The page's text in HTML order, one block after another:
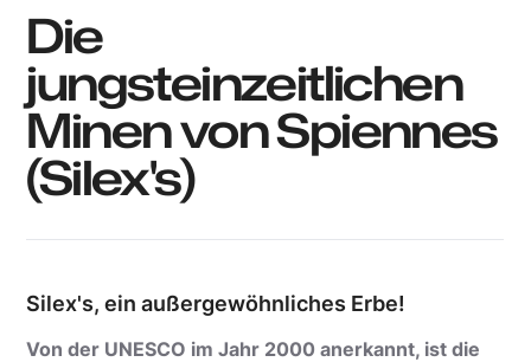
Die
jungsteinzeitlichen
Minen von Spiennes
(Silex's)
Silex's, ein außergewöhnliches Erbe!
Von der UNESCO im Jahr 2000 anerkannt, ist die